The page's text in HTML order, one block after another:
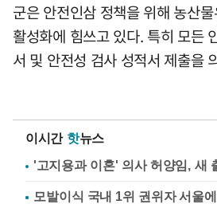
군은 안전인삼 정책을 위해 농산
활성화에 힘쓰고 있다. 특히 모든
서 및 안전성 검사 성적서 제출을
이시간 핫뉴스
'고지용과 이혼' 의사 허양임, 새